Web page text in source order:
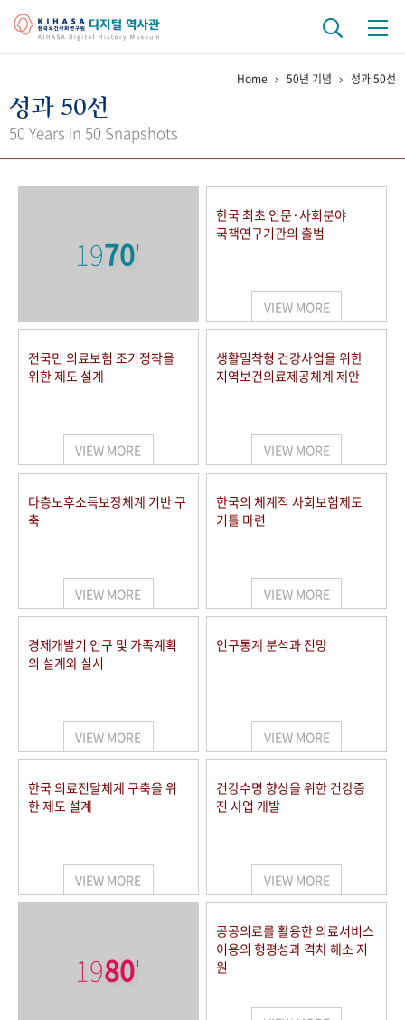
걸어온 길 기관 변천사
키워드로 보는 연구 역사
연구자들
사진 아카이브 문서 기록물 행정박물 영상 기록물
50+1 주년 기념
세계와 함께 한 KIHASA
VR 역사관
Home 50년 기념 성과 50선
성과 50선
50 Years in 50 Snapshots
1970'
한국 최초 인문·사회분야
국책연구기관의 출범
VIEW MORE
전국민 의료보험 조기정착을
위한 제도 설계
VIEW MORE
생활밀착형 건강사업을 위한
지역보건의료제공체계 제안
VIEW MORE
다층노후소득보장체계 기반 구
축
VIEW MORE
한국의 체계적 사회보험제도
기틀 마련
VIEW MORE
경제개발기 인구 및 가족계획
의 설계와 실시
VIEW MORE
인구통계 분석과 전망
VIEW MORE
한국 의료전달체계 구축을 위
한 제도 설계
VIEW MORE
건강수명 향상을 위한 건강증
진 사업 개발
VIEW MORE
1980'
공공의료를 활용한 의료서비스
이용의 형평성과 격차 해소 지
원